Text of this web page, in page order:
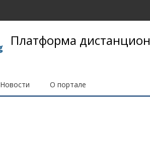
Платформа
Новости О портале